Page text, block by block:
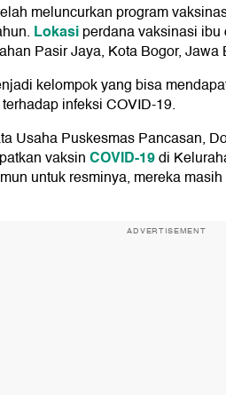
meluncurkan program
Lokasiperdana vaksinasi
Pasir Jaya, Kota Bogor, Jawa
kelompok yang bisa
infeksi COVID-19.
Usaha Puskesmas Pancasan,
vaksinCOVID-19di
untuk resminya, mereka
ADVERTISEMENT